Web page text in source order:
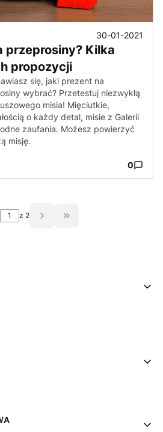
30-01-2021
przeprosiny? Kilka
propozycji
się, jaki prezent na
wybrać? Przetestuj niezwykłą
misia! Mięciutkie,
o każdy detal, misie z Galerii
zaufania. Możesz powierzyć
misję.
0
z 2 Przejdź do ostatniej